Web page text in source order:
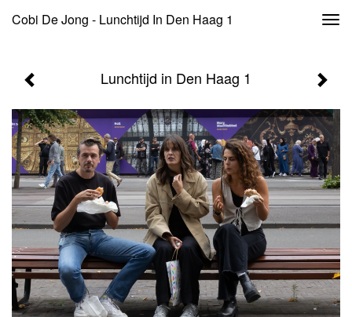
Cobi De Jong - Lunchtijd In Den Haag 1
Lunchtijd in Den Haag 1